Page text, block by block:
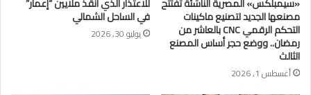
«سيمبلكس» المصرية الناشئة تفتتح
مصنعها الجديد لتصنيع ماكينات
التحكم الرقمي CNC بالعاشر من
رمضان.. ووضع حجر أساس المصنع
الثالث
أغسطس 1, 2026
للاعتذار الذي أنقذ ملايين “إعمار”
في الساحل الشمالي
يوليو 30, 2026